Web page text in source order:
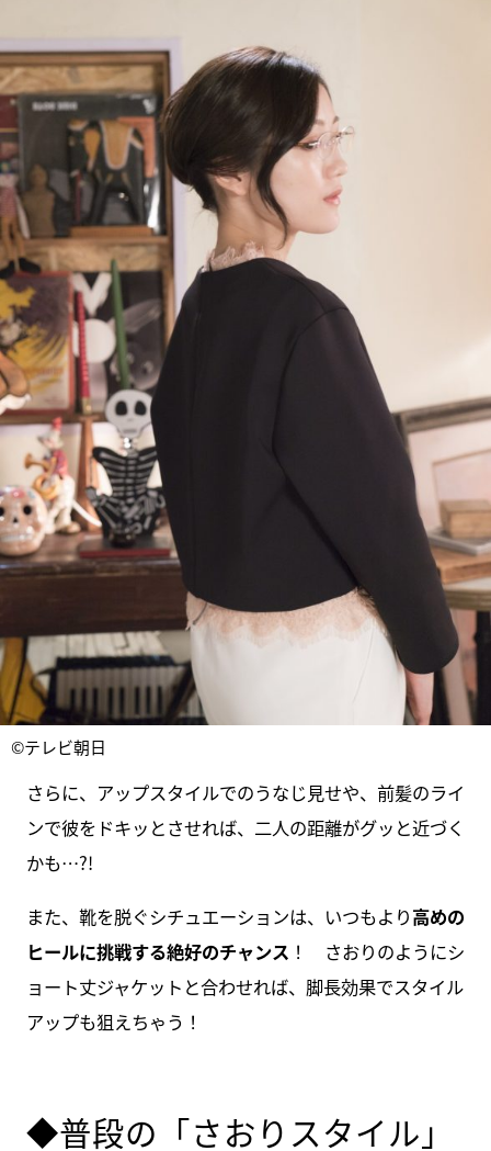
©テレビ朝日
さらに、アップスタイルでのうなじ見せや、前髪のライ
ンで彼をドキッとさせれば、二人の距離がグッと近づく
かも…?!
また、靴を脱ぐシチュエーションは、いつもより高めの
ヒールに挑戦する絶好のチャンス ！ さおりのようにシ
ョート丈ジャケットと合わせれば、脚長効果でスタイル
アップも狙えちゃう！
◆普段の「さおりスタイル」